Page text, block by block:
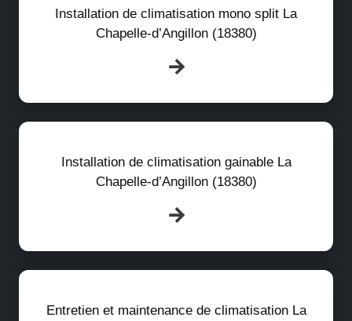
Installation de climatisation mono split La
Chapelle-d’Angillon (18380)
Installation de climatisation gainable La
Chapelle-d’Angillon (18380)
Entretien et maintenance de climatisation La